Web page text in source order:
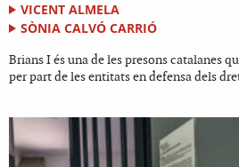
VICENT ALMELA
SÒNIA CALVÓ CARRIÓ
Brians I és una de les presons catalanes
per part de les entitats en defensa dels